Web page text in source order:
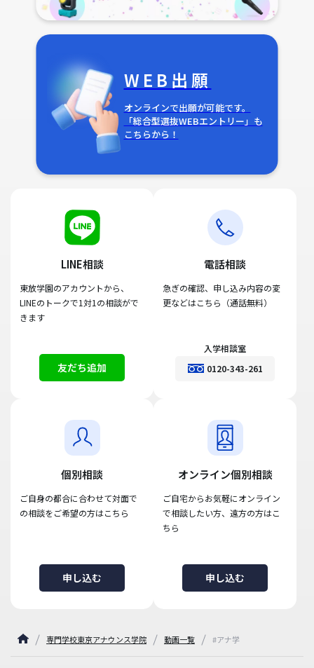
WEB出願
オンラインで出願が可能です。
「総合型選抜WEBエントリー」も
こちらから！
LINE相談
東放学園のアカウントから、
LINEのトークで1対1の相談がで
きます
友だち追加
電話相談
急ぎの確認、申し込み内容の変
更などはこちら（通話無料）
入学相談室
0120-343-261
個別相談
ご自身の都合に合わせて対面で
の相談をご希望の方はこちら
申し込む
オンライン個別相談
ご自宅からお気軽にオンライン
で相談したい方、遠方の方はこ
ちら
申し込む
専門学校東京アナウンス学院 動画一覧 #アナ学